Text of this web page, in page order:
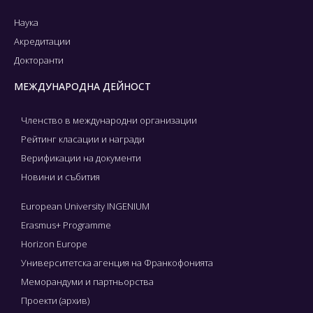
Наука
Акредитации
Докторанти
МЕЖДУНАРОДНА ДЕЙНОСТ
Членство в международни организации
Рейтинг класации и награди
Верификации на документи
Новини и събития
European University INGENIUM
Erasmus+ Programme
Horizon Europe
Университетска агенция на Франкофонията
Меморандуми и партньорства
Проекти (архив)